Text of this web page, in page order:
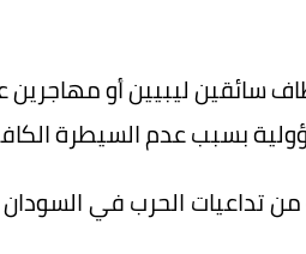
سائقين ليبيين أو
بسبب عدم السيطرة